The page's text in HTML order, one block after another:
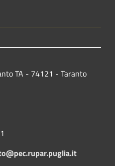
TA - 74121 - Taranto